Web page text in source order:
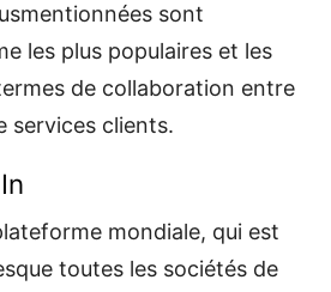
sont
les plus populaires et les
de collaboration entre
services clients.
mondiale, qui est
toutes les sociétés de